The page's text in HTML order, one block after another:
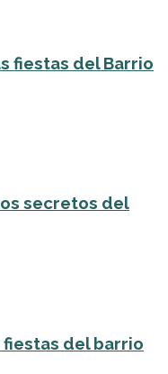
fiestas del Barrio
secretos del
fiestas del barrio